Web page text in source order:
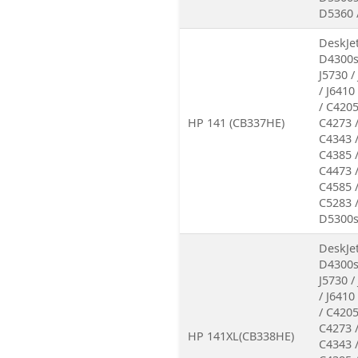
D5360
HP 141 (CB337HE)
J5730
/
/
C4273
C4343
C4385
C4473
C4585
C5283
HP 141XL(CB338HE)
J5730
/
/
C4273
C4343